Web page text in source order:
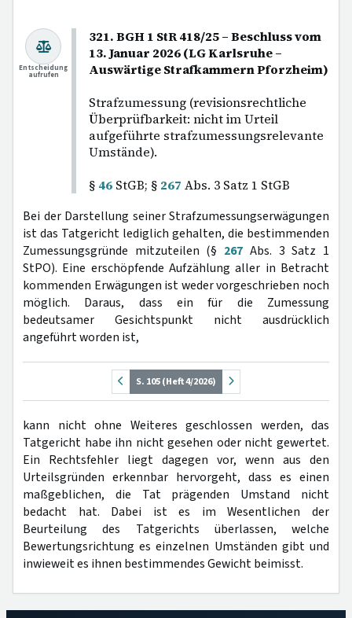
321. BGH 1 StR 418/25 – Beschluss vom
13. Januar 2026 (LG Karlsruhe –
Auswärtige Strafkammern Pforzheim)
Strafzumessung (revisionsrechtliche
Überprüfbarkeit: nicht im Urteil
aufgeführte strafzumessungsrelevante
Umstände).
§ 46 StGB; § 267 Abs. 3 Satz 1 StGB
Entscheidung
aufrufen
Bei der Darstellung seiner Strafzumessungserwägungen
ist das Tatgericht lediglich gehalten, die bestimmenden
Zumessungsgründe mitzuteilen (§ 267 Abs. 3 Satz 1
StPO). Eine erschöpfende Aufzählung aller in Betracht
kommenden Erwägungen ist weder vorgeschrieben noch
möglich. Daraus, dass ein für die Zumessung
bedeutsamer Gesichtspunkt nicht ausdrücklich
angeführt worden ist,
S. 105 (Heft 4/2026)
kann nicht ohne Weiteres geschlossen werden, das
Tatgericht habe ihn nicht gesehen oder nicht gewertet.
Ein Rechtsfehler liegt dagegen vor, wenn aus den
Urteilsgründen erkennbar hervorgeht, dass es einen
maßgeblichen, die Tat prägenden Umstand nicht
bedacht hat. Dabei ist es im Wesentlichen der
Beurteilung des Tatgerichts überlassen, welche
Bewertungsrichtung es einzelnen Umständen gibt und
inwieweit es ihnen bestimmendes Gewicht beimisst.